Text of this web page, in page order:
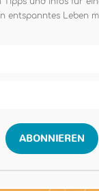
entspanntes Leben
ABONNIEREN